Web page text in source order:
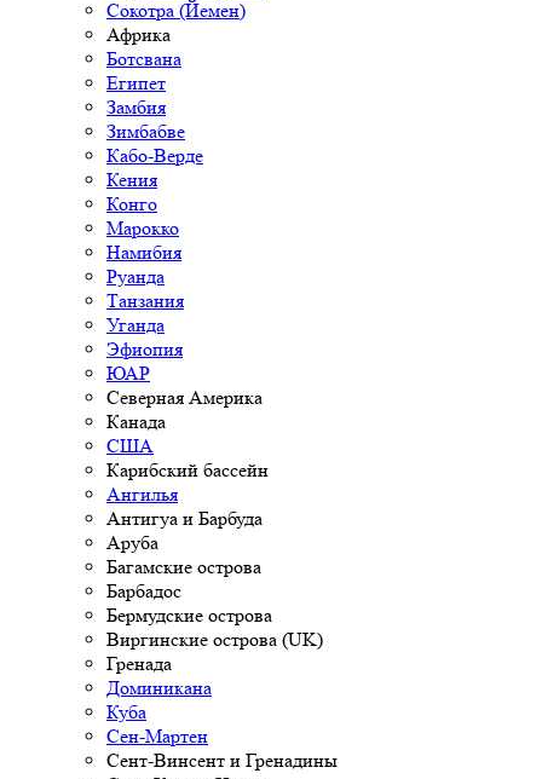
Сокотра (Йемен)
Африка
Ботсвана
Египет
Замбия
Зимбабве
Кабо-Верде
Кения
Конго
Марокко
Намибия
Руанда
Танзания
Уганда
Эфиопия
ЮАР
Северная Америка
Канада
США
Карибский бассейн
Ангилья
Антигуа и Барбуда
Аруба
Багамские острова
Барбадос
Бермудские острова
Виргинские острова (UK)
Гренада
Доминикана
Куба
Сен-Мартен
Сент-Винсент и Гренадины